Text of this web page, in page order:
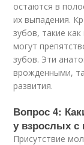
остаются в
их выпадения.
зубов, такие
могут
зубов. Эти
врожденными,
развития.
Вопрос 4:
у взрослых
Присутствие